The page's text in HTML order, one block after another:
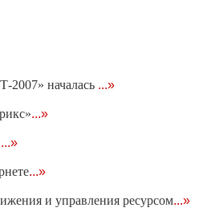
2007» началась ...»
...»
...»
...»
и управления ресурсом...»